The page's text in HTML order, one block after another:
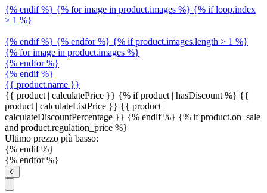
{% endif %} {% for image in product.images %} {% if loop.index
> 1 %}
{% endif %} {% endfor %} {% if product.images.length > 1 %}
{% for image in product.images %}
{% endfor %}
{% endif %}
{{ product.name }}
{{ product | calculatePrice }} {% if product | hasDiscount %} {{
product | calculateListPrice }} {{ product |
calculateDiscountPercentage }} {% endif %} {% if product.on_sale
and product.regulation_price %}
Ultimo prezzo più basso:
{% endif %}
{% endfor %}